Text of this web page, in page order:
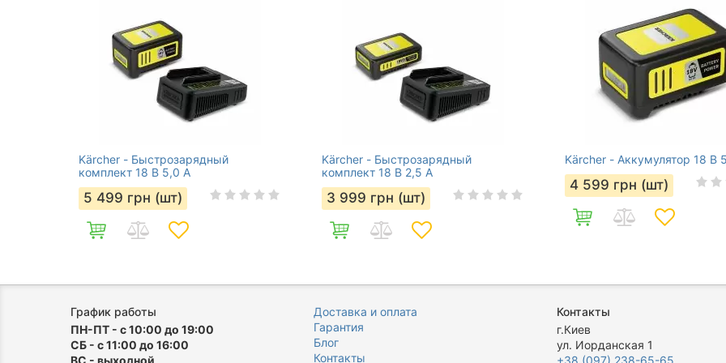
Kärcher - Быстрозарядный
комплект 18 В 5,0 А
5 499 грн (шт)
Kärcher - Быстрозарядный
комплект 18 В 2,5 А
3 999 грн (шт)
Kärcher - Аккумулятор 18 В
4 599 грн (шт)
График работы
ПН-ПТ - с 10:00 до 19:00
СБ - с 11:00 до 16:00
ВС - выходной
Доставка и оплата
Гарантия
Блог
Контакты
Контакты
г.Киев
ул. Иорданская 1
+38 (097) 238-65-65